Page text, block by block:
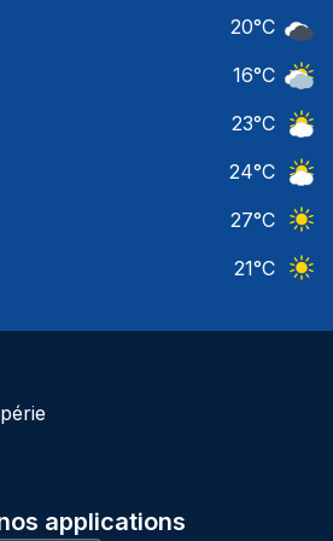
20°C
16°C
23°C
24°C
27°C
21°C
applications